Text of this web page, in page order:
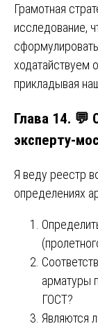
Грамотная
исследование,
ходатайствуем
прикладывая
Глава 14. 💬
эксперту-
Я веду реестр
определениях
арматуры
ГОСТ?
Являются